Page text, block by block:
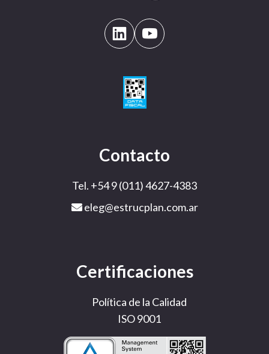
Contacto
Tel. +54 9 (011) 4627-4383
eleg@estrucplan.com.ar
Certificaciones
Política de la Calidad
ISO 9001